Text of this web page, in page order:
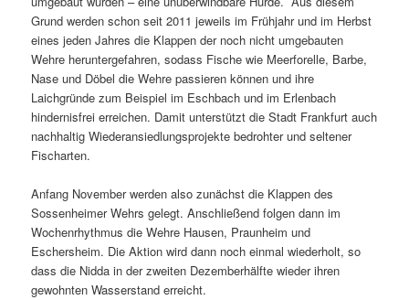
Grund werden schon seit 2011 jeweils im Frühjahr und im Herbst
eines jeden Jahres die Klappen der noch nicht umgebauten
Wehre heruntergefahren, sodass Fische wie Meerforelle, Barbe,
Nase und Döbel die Wehre passieren können und ihre
Laichgründe zum Beispiel im Eschbach und im Erlenbach
hindernisfrei erreichen. Damit unterstützt die Stadt Frankfurt auch
nachhaltig Wiederansiedlungsprojekte bedrohter und seltener
Fischarten.
Anfang November werden also zunächst die Klappen des
Sossenheimer Wehrs gelegt. Anschließend folgen dann im
Wochenrhythmus die Wehre Hausen, Praunheim und
Eschersheim. Die Aktion wird dann noch einmal wiederholt, so
dass die Nidda in der zweiten Dezemberhälfte wieder ihren
gewohnten Wasserstand erreicht.